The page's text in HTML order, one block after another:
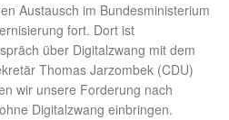
Austausch im Bundesministerium
fort. Dort ist
über Digitalzwang mit dem
Thomas Jarzombek (CDU)
wir unsere Forderung nach
Digitalzwang einbringen.